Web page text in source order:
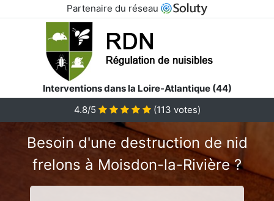
Partenaire du réseau
Interventions dans la Loire-Atlantique (44)
4.8/5 (113 votes)
Besoin d'une destruction de nid
frelons à Moisdon-la-Rivière ?